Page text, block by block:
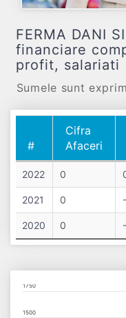
FERMA DANI
financiare
profit, salariati
Sumele sunt
#
Cifra
Afaceri
#
Afaceri
2022 0
2021 0
2020 0
Chart
Bar chart with 3 data
1500
1750